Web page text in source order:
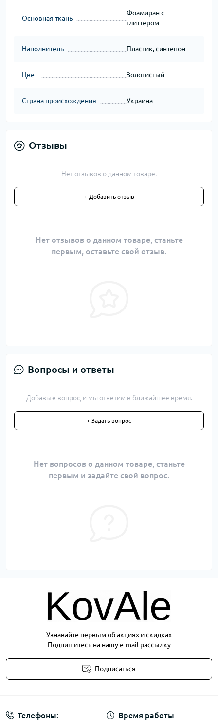
Основная ткань
Фоамиран с
глиттером
Наполнитель Пластик, синтепон
Цвет Золотистый
Страна происхождения Украина
Отзывы
Нет отзывов о данном товаре.
+ Добавить отзыв
Нет отзывов о данном товаре, станьте
первым, оставьте свой отзыв.
Вопросы и ответы
Добавьте вопрос, и мы ответим в ближайшее время.
+ Задать вопрос
Нет вопросов о данном товаре, станьте
первым и задайте свой вопрос.
Узнавайте первым об акциях и скидках
Подпишитесь на нашу e-mail рассылку
Подписаться
Телефоны: Время работы